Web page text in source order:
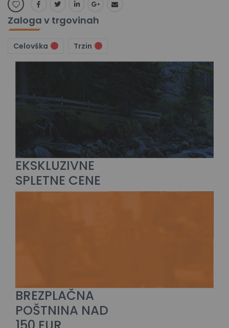
Zaloga v trgovinah
Celovška Trzin
EKSKLUZIVNE
SPLETNE CENE
BREZPLAČNA
POŠTNINA NAD